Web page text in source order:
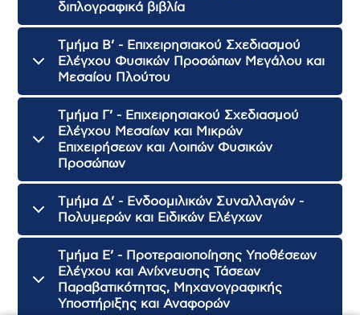
διπλογραφικά βιβλία
Tμήμα B’ - Επιχειρησιακού Σχεδιασμού
Ελέγχου Φυσικών Προσώπων Μεγάλου και
Μεσαίου Πλούτου
Tμήμα Γ’ - Επιχειρησιακού Σχεδιασμού
Ελέγχου Μεσαίων και Μικρών
Επιχειρήσεων και Λοιπών Φυσικών
Προσώπων
Tμήμα Δ’ - Ενδοομιλικών Συναλλαγών -
Πολυμερών και Ειδικών Ελέγχων
Tμήμα Ε’ - Προτεραιοποίησης Υποθέσεων
Ελέγχου και Ανίχνευσης Τάσεων
Παραβατικότητας, Μηχανογραφικής
Υποστήριξης και Αναφορών